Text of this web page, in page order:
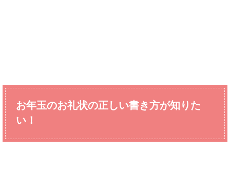
お年玉のお礼状の正しい書き方が知りた
い！